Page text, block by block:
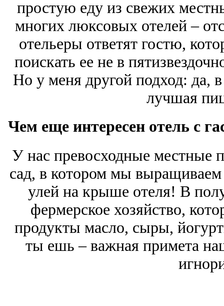
простую еду из свежих
многих люксовых отелей –
отельеры ответят гостю,
поискать ее не в
Но у меня другой подход: да,
лучшая
Чем еще интересен отель с
У нас превосходные местные
сад, в котором мы
улей на крыше отеля! В
фермерское хозяйство,
продукты масло, сыры,
ты ешь – важная примета